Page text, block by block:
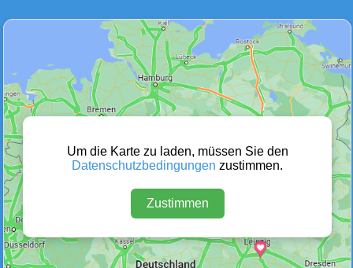
Unfälle & Warnungen Stau
(1)
Wetter Warnungen Sperrungen
Defektes Fahrzeug
Um die Karte zu laden, müssen Sie den
Datenschutzbedingungen zustimmen.
Zustimmen